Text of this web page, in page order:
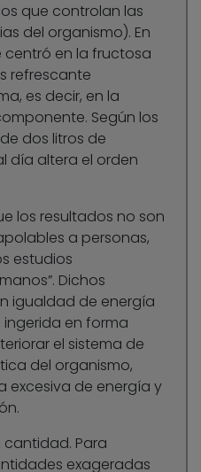
que controlan las
del organismo). En
centró en la fructosa
refrescante
es decir, en la
Según los
dos litros de
día altera el orden
los resultados no son
a personas,
estudios
Dichos
igualdad de energía
en forma
el sistema de
del organismo,
excesiva de energía y
cantidad. Para
exageradas